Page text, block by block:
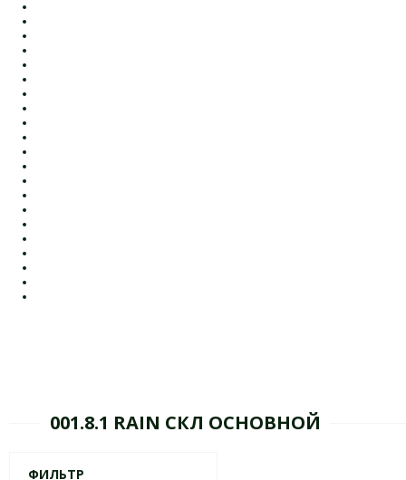
001.8.1 RAIN СКЛ ОСНОВНОЙ
ФИЛЬТР